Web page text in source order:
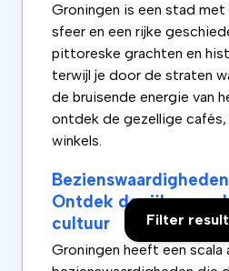
Filter
Groningen is een stad met
sfeer en een rijke
pittoreske grachten en
terwijl je door de straten
de bruisende energie van
ontdek de gezellige cafés,
winkels.
Ontdek de rijke
cultuur
Groningen heeft een scala